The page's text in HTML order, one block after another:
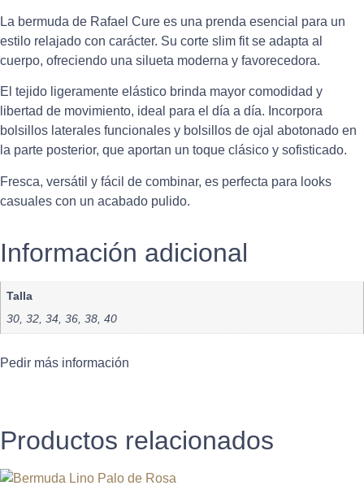
La bermuda de Rafael Cure es una prenda esencial para un
estilo relajado con carácter. Su corte slim fit se adapta al
cuerpo, ofreciendo una silueta moderna y favorecedora.
El tejido ligeramente elástico brinda mayor comodidad y
libertad de movimiento, ideal para el día a día. Incorpora
bolsillos laterales funcionales y bolsillos de ojal abotonado en
la parte posterior, que aportan un toque clásico y sofisticado.
Fresca, versátil y fácil de combinar, es perfecta para looks
casuales con un acabado pulido.
Información adicional
Talla
30, 32, 34, 36, 38, 40
Pedir más información
Productos relacionados